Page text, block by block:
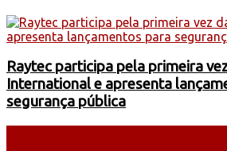
Raytec participa pela primeira
International e apresenta
segurança pública